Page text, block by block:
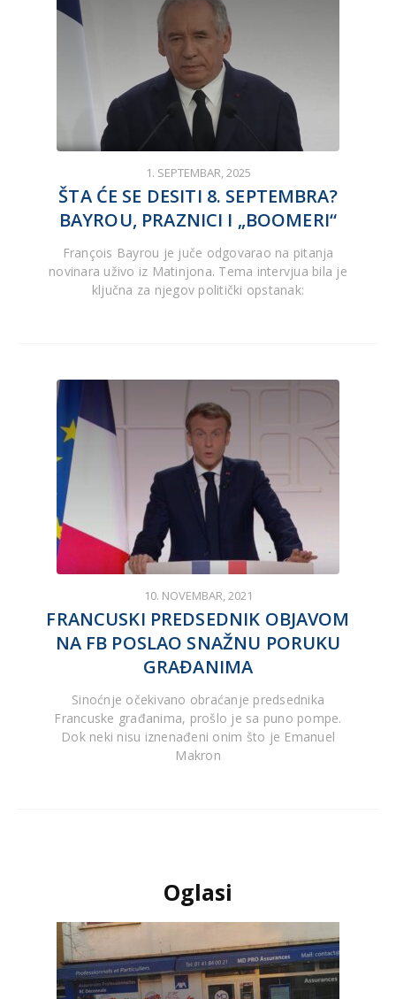
1. SEPTEMBAR, 2025
ŠTA ĆE SE DESITI 8. SEPTEMBRA?
BAYROU, PRAZNICI I „BOOMERI“
François Bayrou je juče odgovarao na pitanja
novinara uživo iz Matinjona. Tema intervjua bila je
ključna za njegov politički opstanak:
10. NOVEMBAR, 2021
FRANCUSKI PREDSEDNIK OBJAVOM
NA FB POSLAO SNAŽNU PORUKU
GRAĐANIMA
Sinoćnje očekivano obraćanje predsednika
Francuske građanima, prošlo je sa puno pompe.
Dok neki nisu iznenađeni onim što je Emanuel
Makron
Oglasi